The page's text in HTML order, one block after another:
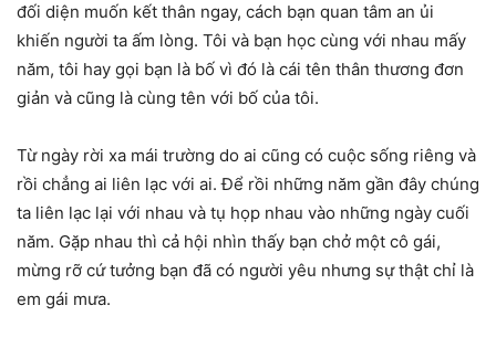
đối diện muốn kết thân ngay, cách bạn quan tâm an ủi
khiến người ta ấm lòng. Tôi và bạn học cùng với nhau mấy
năm, tôi hay gọi bạn là bố vì đó là cái tên thân thương đơn
giản và cũng là cùng tên với bố của tôi.
Từ ngày rời xa mái trường do ai cũng có cuộc sống riêng và
rồi chẳng ai liên lạc với ai. Để rồi những năm gần đây chúng
ta liên lạc lại với nhau và tụ họp nhau vào những ngày cuối
năm. Gặp nhau thì cả hội nhìn thấy bạn chở một cô gái,
mừng rỡ cứ tưởng bạn đã có người yêu nhưng sự thật chỉ là
em gái mưa.